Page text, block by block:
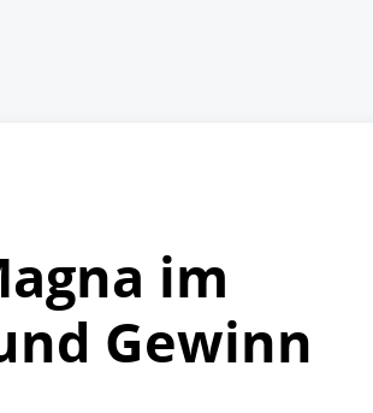
im
Gewinn